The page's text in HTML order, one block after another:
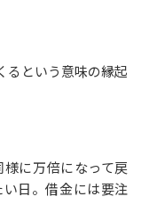
るという意味の縁起
に万倍になって戻
日。借金には要注